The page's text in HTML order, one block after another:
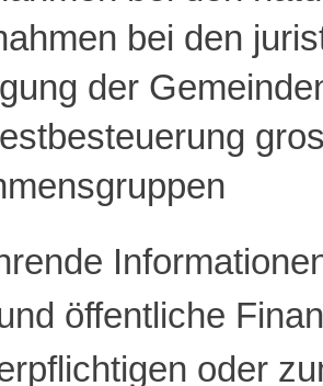
bei den
der
öffentliche
oder